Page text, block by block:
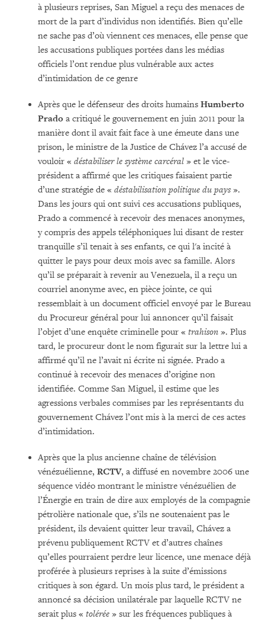
à plusieurs reprises, San Miguel a reçu des menaces de
mort de la part d’individus non identifiés. Bien qu’elle
ne sache pas d’où viennent ces menaces, elle pense que
les accusations publiques portées dans les médias
officiels l’ont rendue plus vulnérable aux actes
d’intimidation de ce genre
Après que le défenseur des droits humains Humberto
Prado a critiqué le gouvernement en juin 2011 pour la
manière dont il avait fait face à une émeute dans une
prison, le ministre de la Justice de Chávez l’a accusé de
vouloir « déstabiliser le système carcéral » et le vice-
président a affirmé que les critiques faisaient partie
d’une stratégie de « déstabilisation politique du pays».
Dans les jours qui ont suivi ces accusations publiques,
Prado a commencé à recevoir des menaces anonymes,
y compris des appels téléphoniques lui disant de rester
tranquille s’il tenait à ses enfants, ce qui l'a incité à
quitter le pays pour deux mois avec sa famille. Alors
qu’il se préparait à revenir au Venezuela, il a reçu un
courriel anonyme avec, en pièce jointe, ce qui
ressemblait à un document officiel envoyé par le Bureau
du Procureur général pour lui annoncer qu’il faisait
l’objet d’une enquête criminelle pour « trahison ». Plus
tard, le procureur dont le nom figurait sur la lettre lui a
affirmé qu’il ne l’avait ni écrite ni signée. Prado a
continué à recevoir des menaces d’origine non
identifiée. Comme San Miguel, il estime que les
agressions verbales commises par les représentants du
gouvernement Chávez l’ont mis à la merci de ces actes
d’intimidation.
Après que la plus ancienne chaîne de télévision
vénézuélienne, RCTV, a diffusé en novembre 2006 une
séquence vidéo montrant le ministre vénézuélien de
l’Énergie en train de dire aux employés de la compagnie
pétrolière nationale que, s’ils ne soutenaient pas le
président, ils devaient quitter leur travail, Chávez a
prévenu publiquement RCTV et d’autres chaînes
qu’elles pourraient perdre leur licence, une menace déjà
proférée à plusieurs reprises à la suite d’émissions
critiques à son égard. Un mois plus tard, le président a
annoncé sa décision unilatérale par laquelle RCTV ne
serait plus « tolérée » sur les fréquences publiques à